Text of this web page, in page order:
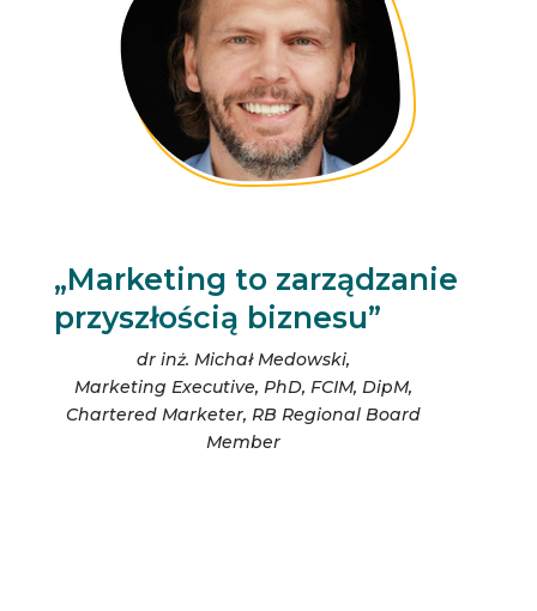
„Marketing to zarządzanie
przyszłością biznesu”
dr inż. Michał Medowski,
Marketing Executive, PhD, FCIM, DipM,
Chartered Marketer, RB Regional Board
Member